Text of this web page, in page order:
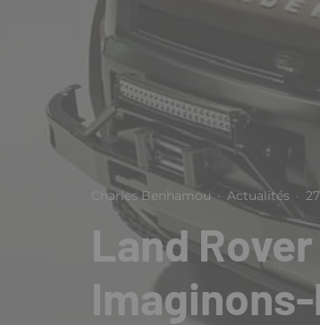
Charles Benhamou · Actualités ·
Land